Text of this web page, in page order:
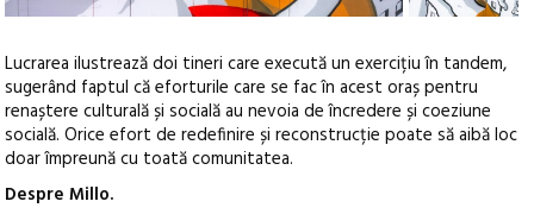
Lucrarea ilustrează doi tineri care execută un exercițiu în tandem,
sugerând faptul că eforturile care se fac în acest oraș pentru
renaștere culturală și socială au nevoia de încredere și coeziune
socială. Orice efort de redefinire și reconstrucție poate să aibă loc
doar împreună cu toată comunitatea.
Despre Millo.